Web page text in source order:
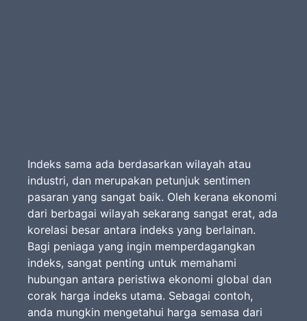
Indeks sama ada berdasarkan wilayah atau
industri, dan merupakan petunjuk sentimen
pasaran yang sangat baik. Oleh kerana ekonomi
dari berbagai wilayah sekarang sangat erat, ada
korelasi besar antara indeks yang berlainan.
Bagi peniaga yang ingin memperdagangkan
indeks, sangat penting untuk memahami
hubungan antara peristiwa ekonomi global dan
corak harga indeks utama. Sebagai contoh,
anda mungkin mengetahui harga semasa dari